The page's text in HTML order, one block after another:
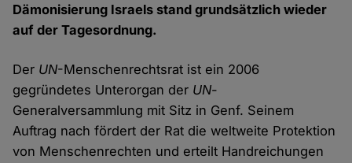
Dämonisierung Israels stand grundsätzlich wieder
auf der Tagesordnung.
Der UN-Menschenrechtsrat ist ein 2006
gegründetes Unterorgan der UN-
Generalversammlung mit Sitz in Genf. Seinem
Auftrag nach fördert der Rat die weltweite Protektion
von Menschenrechten und erteilt Handreichungen